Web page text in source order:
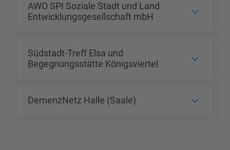
AWO SPI Soziale Stadt und Land
Entwicklungsgesellschaft mbH
Südstadt-Treff Elsa und
Begegnungsstätte Königsviertel
DemenzNetz Halle (Saale)